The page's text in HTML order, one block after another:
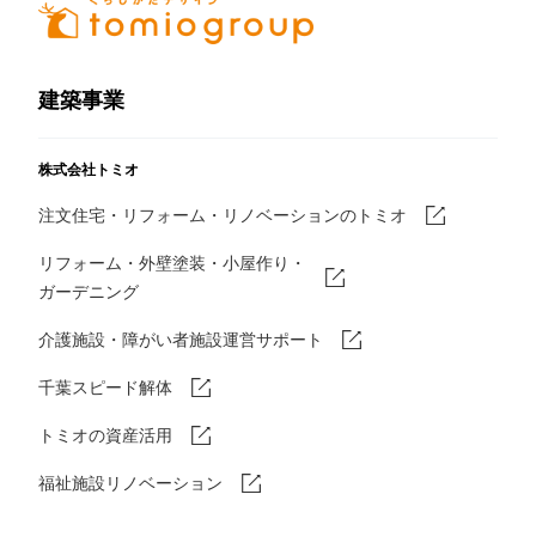
建築事業
株式会社トミオ
注文住宅・リフォーム・リノベーションのトミオ
リフォーム・外壁塗装・小屋作り・
ガーデニング
介護施設・障がい者施設運営サポート
千葉スピード解体
トミオの資産活用
福祉施設リノベーション